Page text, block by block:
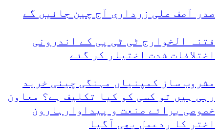
صدر آصف علی زرداری آج چین جائیں گے
فتنہ الخوارج ٹی ٹی پی کے اندرونی
اختلافات شدت اختیار کر گئے
مشروب ساز کمپنیاں مہنگی چینی خرید
رہی ہیں تو کسی کو کیا تکلیف ہے؟ معاون
خصوصی برائے صنعت و پیداوارہارون
اختر کا ردعمل بھی آگیا